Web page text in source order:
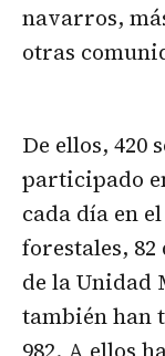
navarros,
otras
De ellos, 420
participado
cada día en
forestales,
de la Unidad
también han